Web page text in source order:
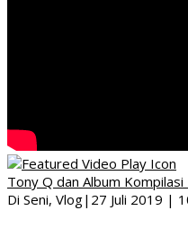
Tony Q dan Album Kompilasi
Di Seni, Vlog| 27 Juli 2019 |